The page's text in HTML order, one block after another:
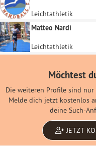
Leichtathletik
Matteo Nardi
Leichtathletik
Möchtest
Die weiteren Profile sind
Melde dich jetzt kostenlos
deine Such-
JETZT